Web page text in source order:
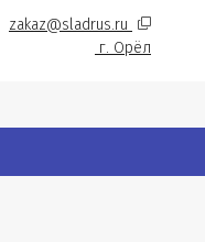
zakaz@sladrus.ru
г. Орёл